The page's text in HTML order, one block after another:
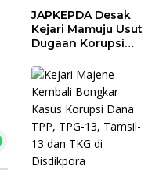
JAPKEPDA Desak
Kejari Mamuju Usut
Dugaan Korupsi
Kebersihan
Pemprov Sulbar,
BPK Temukan
Kelebihan
Pembayaran
Rp146,4 Juta